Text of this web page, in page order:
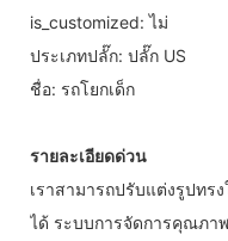
is_customized: ไม่
ประเภทปลั๊ก: ปลั๊ก US
ชื่อ: รถโยกเด็ก
รายละเอียดด่วน
เราสามารถปรับแต่งรูปทร
ได้ ระบบการจัดการคุณภา